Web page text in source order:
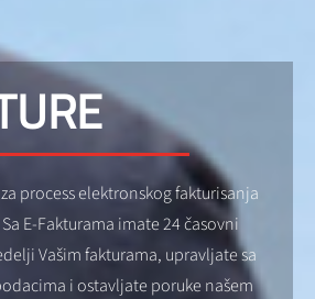
process elektronskog fakturisanja
E-Fakturama imate 24 časovni
Vašim fakturama, upravljate sa
i ostavljate poruke našem